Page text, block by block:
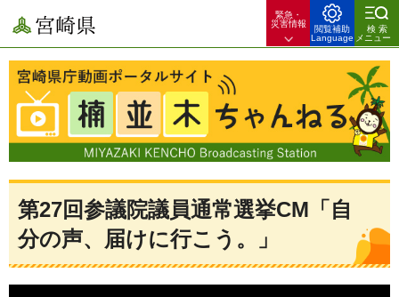
宮崎県
緊急・
災害情報
閲覧補助
Language
検索
メニュー
第27回参議院議員通常選挙CM「自
分の声、届けに行こう。」